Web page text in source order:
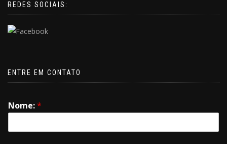
REDES SOCIAIS:
ENTRE EM CONTATO
Nome:*